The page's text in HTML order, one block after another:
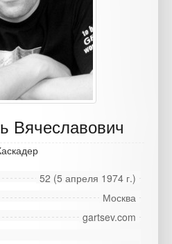
Вячеславович
52 (5 апреля 1974 г.)
Москва
gartsev.com